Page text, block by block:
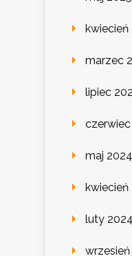
kwiecień
marzec
lipiec
maj 2024
kwiecień
luty 2024